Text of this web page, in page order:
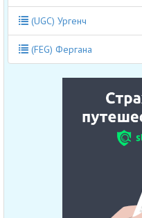
(UGC) Ургенч
(FEG) Фергана